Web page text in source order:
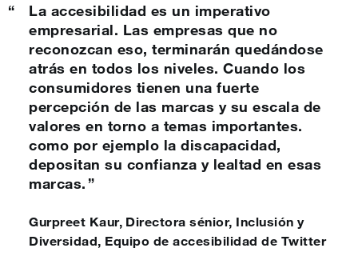
La accesibilidad es un imperativo
empresarial. Las empresas que no
reconozcan eso, terminarán quedándose
atrás en todos los niveles. Cuando los
consumidores tienen una fuerte
percepción de las marcas y su escala de
valores en torno a temas importantes.
como por ejemplo la discapacidad,
depositan su confianza y lealtad en esas
marcas.
Gurpreet Kaur, Directora sénior, Inclusión y
Diversidad, Equipo de accesibilidad de Twitter